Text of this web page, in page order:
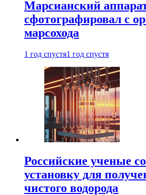
Марсианский
сфотографировал с
марсохода
1 год спустя1 год спустя
Российские ученые
установку для
чистого водорода